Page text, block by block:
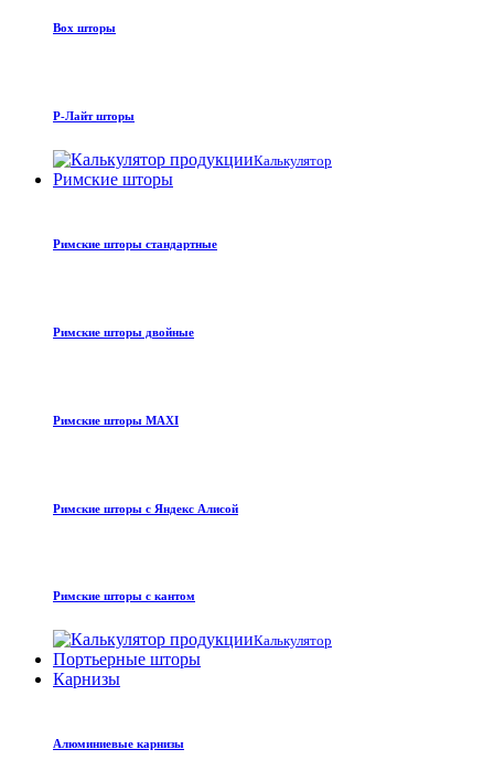
Box шторы
Р-Лайт шторы
Калькулятор
Римские шторы
Римские шторы стандартные
Римские шторы двойные
Римские шторы MAXI
Римские шторы с Яндекс Алисой
Римские шторы с кантом
Калькулятор
Портьерные шторы
Карнизы
Алюминиевые карнизы